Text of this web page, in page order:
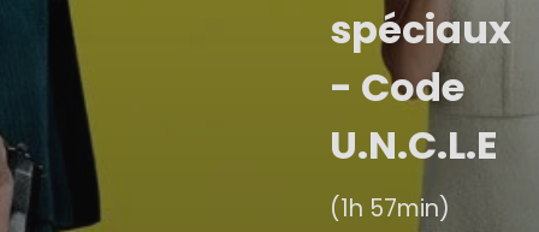
spéciaux
- Code
U.N.C.L.E
(1h 57min)